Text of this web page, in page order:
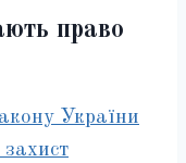
право
України